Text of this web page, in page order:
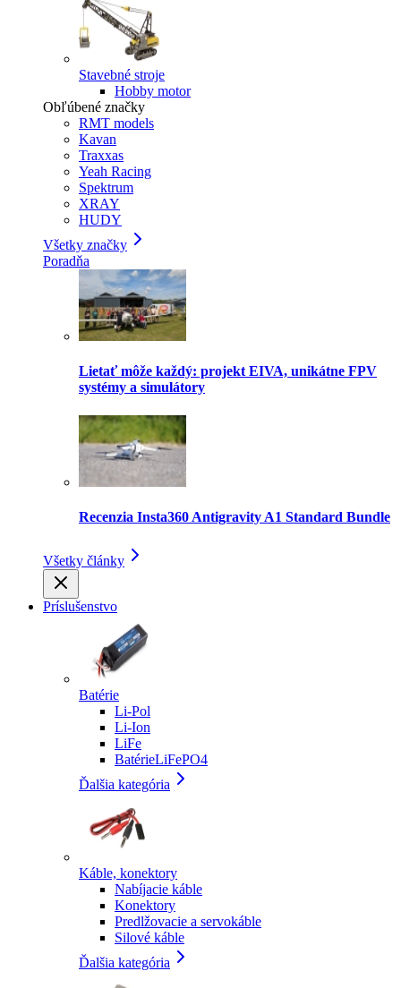
Stavebné stroje
Hobby motor
Obľúbené značky
RMT models
Kavan
Traxxas
Yeah Racing
Spektrum
XRAY
HUDY
Všetky značky
Poradňa
Lietať môže každý: projekt EIVA, unikátne FPV
systémy a simulátory
Recenzia Insta360 Antigravity A1 Standard Bundle
Všetky články
Príslušenstvo
Batérie
Li-Pol
Li-Ion
LiFe
BatérieLiFePO4
Ďalšia kategória
Káble, konektory
Nabíjacie káble
Konektory
Predlžovacie a servokáble
Silové káble
Ďalšia kategória